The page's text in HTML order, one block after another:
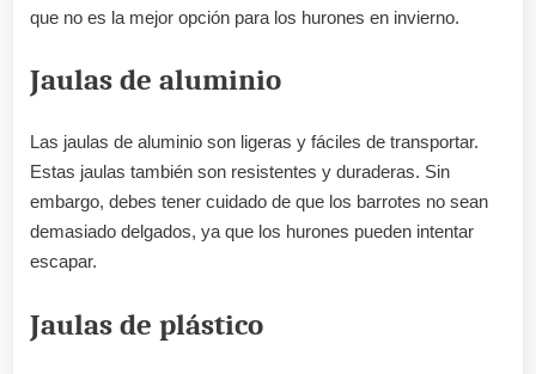
que no es la mejor opción para los hurones en invierno.
Jaulas de aluminio
Las jaulas de aluminio son ligeras y fáciles de transportar.
Estas jaulas también son resistentes y duraderas. Sin
embargo, debes tener cuidado de que los barrotes no sean
demasiado delgados, ya que los hurones pueden intentar
escapar.
Jaulas de plástico